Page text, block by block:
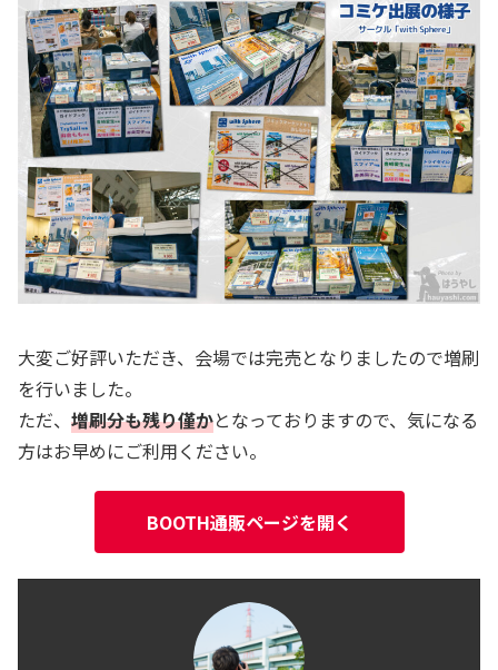
大変ご好評いただき、会場では完売となりましたので増刷
を行いました。
ただ、 増刷分も残り僅かとなっておりますので、気になる
方はお早めにご利用ください。
BOOTH通販ページを開く